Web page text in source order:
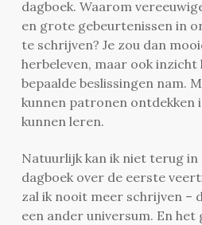
dagboek. Waarom
en grote gebeurtenissen in
te schrijven? Je zou dan
herbeleven, maar ook
bepaalde beslissingen nam.
kunnen patronen ontdekken
kunnen leren.
Natuurlijk kan ik niet terug
dagboek over de eerste
zal ik nooit meer schrijven –
een ander universum. En